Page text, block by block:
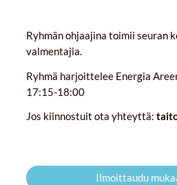
Ryhmän ohjaajina toimii seuran
valmentajia.
Ryhmä harjoittelee Energia
17:15-18:00
Jos kiinnostuit ota yhteyttä:
Ilmoittaudu